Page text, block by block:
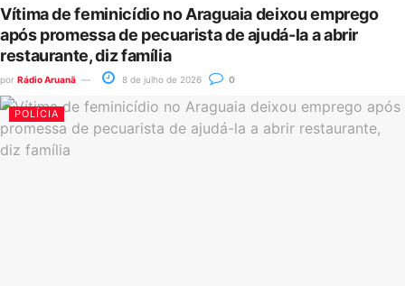
Vítima de feminicídio no Araguaia deixou emprego
após promessa de pecuarista de ajudá-la a abrir
restaurante, diz família
por Rádio Aruanã 8 de julho de 2026 0
POLÍCIA